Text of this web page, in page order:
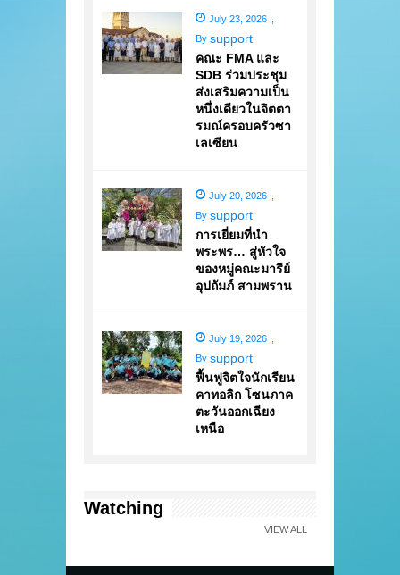
July 23, 2026
By support
คณะ FMA และ
SDB ร่วมประชุม
ส่งเสริมความเป็น
หนึ่งเดียวในจิตตา
รมณ์ครอบครัวซา
เลเซียน
July 20, 2026
By support
การเยี่ยมที่นำ
พระพร… สู่หัวใจ
ของหมู่คณะมารีย์
อุปถัมภ์ สามพราน
July 19, 2026
By support
ฟื้นฟูจิตใจนักเรียน
คาทอลิก โซนภาค
ตะวันออกเฉียง
เหนือ
Watching
VIEW ALL